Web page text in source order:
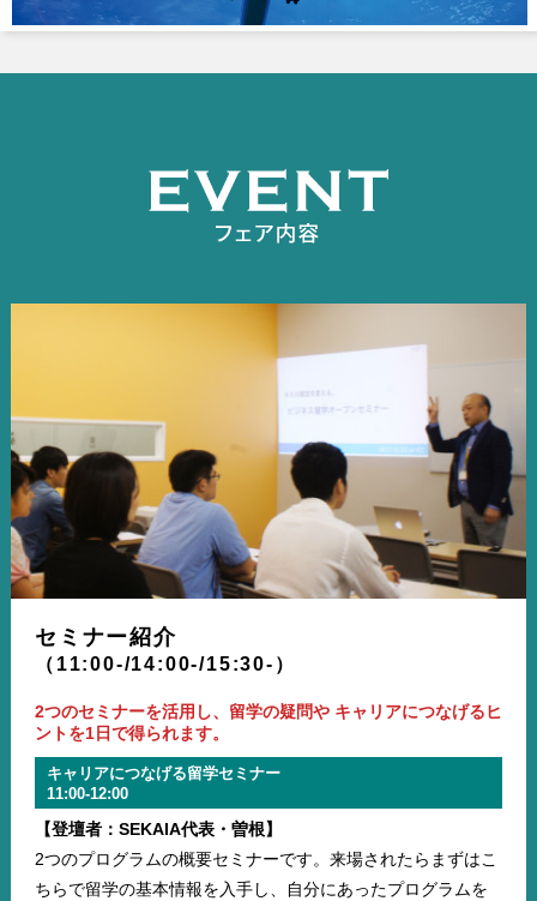
セミナー紹介
（11:00-/14:00-/15:30-）
2つのセミナーを活用し、留学の疑問やキャリアにつなげるヒ
ントを1日で得られます。
キャリアにつなげる留学セミナー
11:00-12:00
【登壇者：SEKAIA代表・曽根】
2つのプログラムの概要セミナーです。来場されたらまずはこ
ちらで留学の基本情報を入手し、自分にあったプログラムを